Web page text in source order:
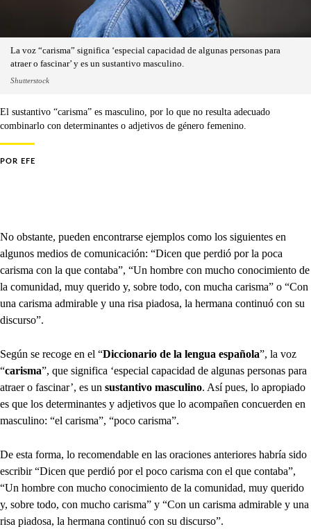
La voz “carisma” significa ‘especial capacidad de algunas personas para
atraer o fascinar’ y es un sustantivo masculino.
Shutterstock
El sustantivo “carisma” es masculino, por lo que no resulta adecuado
combinarlo con determinantes o adjetivos de género femenino.
POR EFE
No obstante, pueden encontrarse ejemplos como los siguientes en
algunos medios de comunicación: “Dicen que perdió por la poca
carisma con la que contaba”, “Un hombre con mucho conocimiento de
la comunidad, muy querido y, sobre todo, con mucha carisma” o “Con
una carisma admirable y una risa piadosa, la hermana continuó con su
discurso”.
Según se recoge en el “Diccionario de la lengua española”, la voz
“carisma”, que significa ‘especial capacidad de algunas personas para
atraer o fascinar’, es un sustantivo masculino. Así pues, lo apropiado
es que los determinantes y adjetivos que lo acompañen concuerden en
masculino: “el carisma”, “poco carisma”.
De esta forma, lo recomendable en las oraciones anteriores habría sido
escribir “Dicen que perdió por el poco carisma con el que contaba”,
“Un hombre con mucho conocimiento de la comunidad, muy querido
y, sobre todo, con mucho carisma” y “Con un carisma admirable y una
risa piadosa, la hermana continuó con su discurso”.